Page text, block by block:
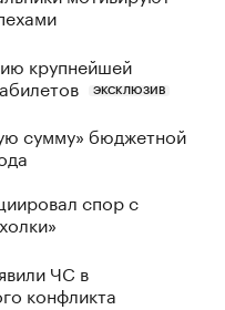
крупнейшей
ЭКСКЛЮЗИВ
сумму» бюджетной
спор с
ЧС в
конфликта